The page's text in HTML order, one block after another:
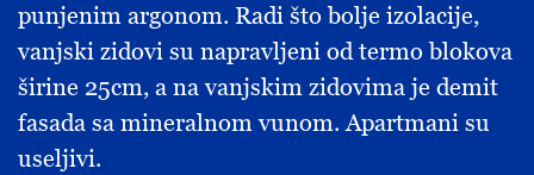
punjenim argonom. Radi što bolje izolacije,
vanjski zidovi su napravljeni od termo blokova
širine 25cm, a na vanjskim zidovima je demit
fasada sa mineralnom vunom. Apartmani su
useljivi.